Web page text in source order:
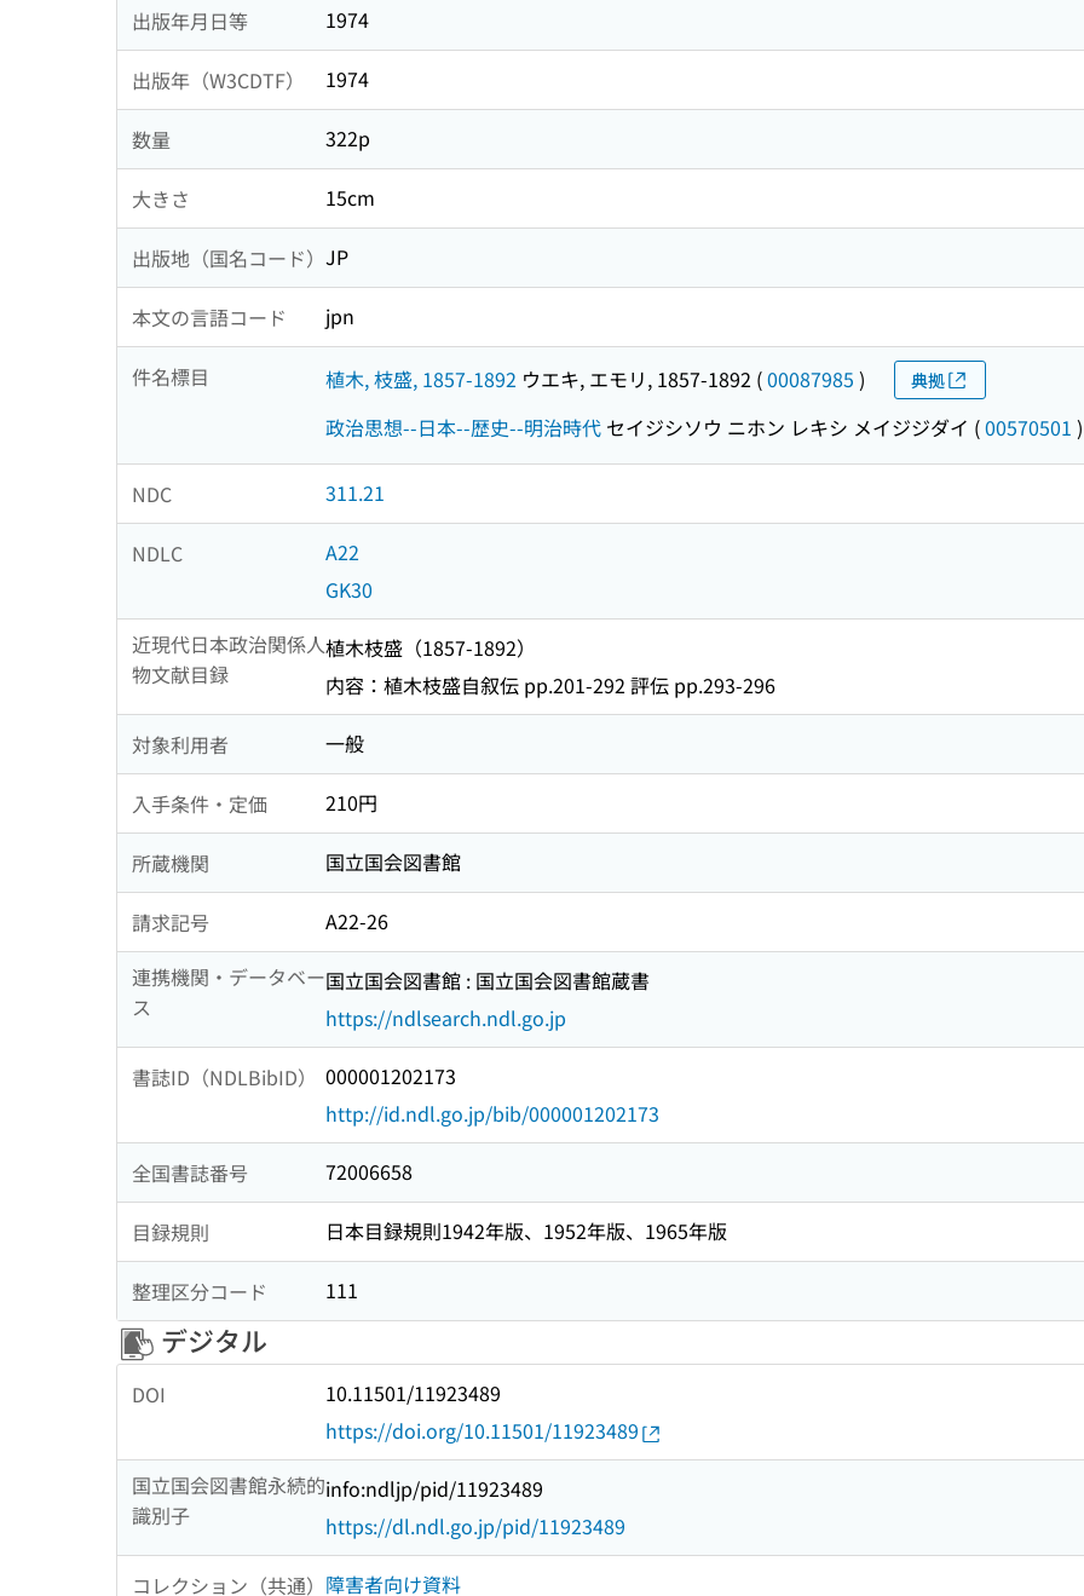
出版年月日等 1974
出版年（W3CDTF） 1974
数量 322p
大きさ 15cm
出版地（国名コード） JP
本文の言語コード jpn
件名標目 植木, 枝盛, 1857-1892 ウエキ, エモリ, 1857-1892 (00087985 ) 典拠
政治思想--日本--歴史--明治時代 セイジシソウ ニホン レキシ メイジジダイ (00570501 )
NDC 311.21
NDLC
A22
GK30
近現代日本政治関係人
物文献目録
植木枝盛（1857-1892）
内容：植木枝盛自叙伝 pp.201-292 評伝 pp.293-296
対象利用者 一般
入手条件・定価 210円
所蔵機関 国立国会図書館
請求記号
A22-26
連携機関・データベー
ス
国立国会図書館 : 国立国会図書館蔵書
https://ndlsearch.ndl.go.jp
書誌ID（NDLBibID）
000001202173
http://id.ndl.go.jp/bib/000001202173
全国書誌番号 72006658
目録規則 日本目録規則1942年版、1952年版、1965年版
整理区分コード 111
デジタル
DOI
10.11501/11923489
https://doi.org/10.11501/11923489
国立国会図書館永続的
識別子
info:ndljp/pid/11923489
https://dl.ndl.go.jp/pid/11923489
コレクション（共通） 障害者向け資料